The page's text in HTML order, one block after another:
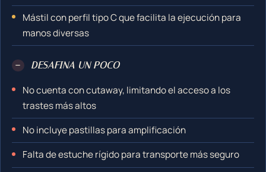
Mástil con perfil tipo C que facilita la ejecución para
manos diversas
− DESAFINA UN POCO
No cuenta con cutaway, limitando el acceso a los
trastes más altos
No incluye pastillas para amplificación
Falta de estuche rígido para transporte más seguro